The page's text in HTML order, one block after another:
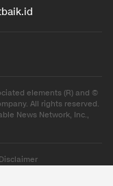
elements (R) and ©
All rights reserved.
News Network, Inc.,
Disclaimer